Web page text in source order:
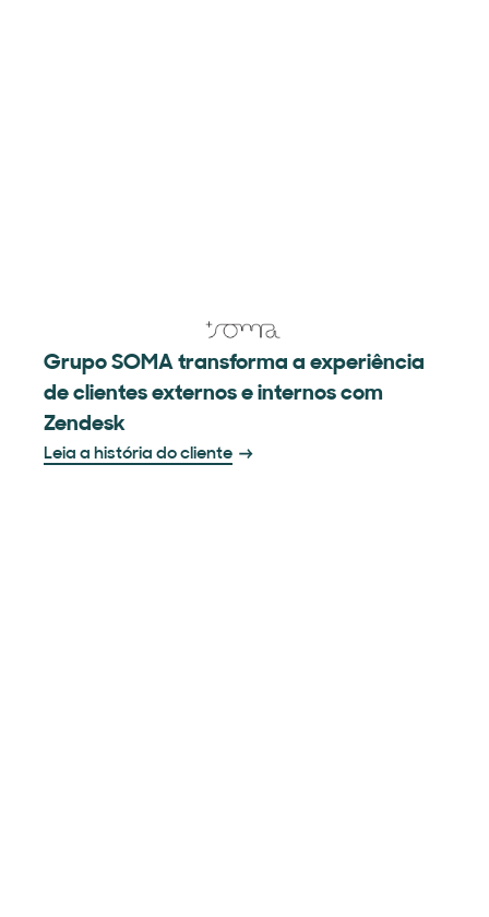
Grupo SOMA transforma a experiência
de clientes externos e internos com
Zendesk
Leia a história do cliente